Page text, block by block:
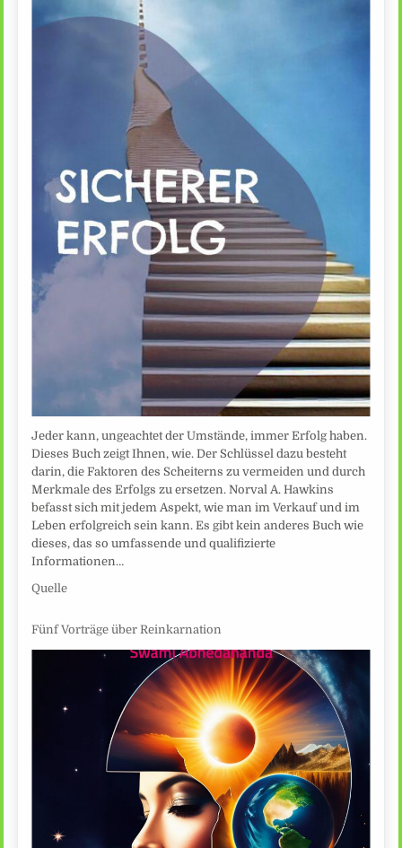
Jeder kann, ungeachtet der Umstände, immer Erfolg haben.
Dieses Buch zeigt Ihnen, wie. Der Schlüssel dazu besteht
darin, die Faktoren des Scheiterns zu vermeiden und durch
Merkmale des Erfolgs zu ersetzen. Norval A. Hawkins
befasst sich mit jedem Aspekt, wie man im Verkauf und im
Leben erfolgreich sein kann. Es gibt kein anderes Buch wie
dieses, das so umfassende und qualifizierte
Informationen…
Quelle
Fünf Vorträge über Reinkarnation